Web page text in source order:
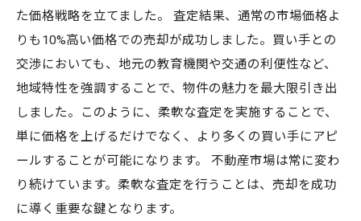
た価格戦略を立てました。 査定結果、通常の市場価格よ
りも10%高い価格での売却が成功しました。買い手との
交渉においても、地元の教育機関や交通の利便性など、
地域特性を強調することで、物件の魅力を最大限引き出
しました。このように、柔軟な査定を実施することで、
単に価格を上げるだけでなく、より多くの買い手にアピ
ールすることが可能になります。 不動産市場は常に変わ
り続けています。柔軟な査定を行うことは、売却を成功
に導く重要な鍵となります。